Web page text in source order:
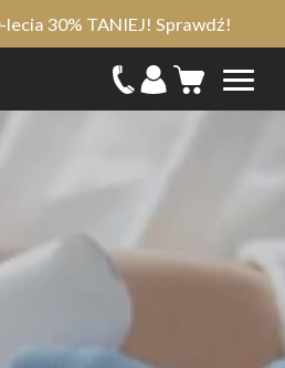
lecia 30% TANIEJ! Sprawdź!